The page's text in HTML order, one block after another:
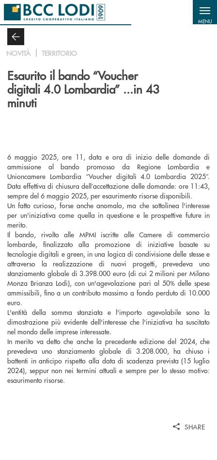
Salta al contenuto principale
MENU
NOVITÀ TERRITORIO
Esaurito il bando “Voucher
digitali 4.0 Lombardia” ...in 43
minuti
6 maggio 2025, ore 11, data e ora di inizio delle domande di
ammissione al bando promosso da Regione Lombardia e
Unioncamere Lombardia “Voucher digitali 4.0 Lombardia 2025”.
Data effettiva di chiusura dell’accettazione delle domande: ore 11:43,
sempre del 6 maggio 2025, per esaurimento risorse disponibili.
Un fatto curioso, forse anche anomalo, ma che sottolinea l'interesse
per un'iniziativa come quella in questione e le prospettive future in
merito.
Il bando, rivolto alle MPMI iscritte alle Camere di commercio
lombarde, finalizzato alla promozione di iniziative basate su
tecnologie digitali e green, in una logica di condivisione delle stesse e
attraverso la realizzazione di nuovi progetti, prevedeva uno
stanziamento globale di 3.398.000 euro (di cui 2 milioni per Milano
Monza Brianza Lodi), con un'agevolazione pari al 50% delle spese
ammissibili, fino a un contributo massimo a fondo perduto di 10.000
euro.
L'entità della somma stanziata e l'importo agevolabile sono la
dimostrazione più evidente dell'interesse che l'iniziativa ha suscitato
nel mondo delle imprese interessate.
In merito va detto che anche la precedente edizione del 2024, che
prevedeva uno stanziamento globale di 3.208.000, ha chiuso i
battenti in anticipo rispetto alla data di scadenza prevista (15 luglio
2024), seppur non nei termini attuali e sempre per lo stesso motivo:
esaurimento risorse.
SHARE